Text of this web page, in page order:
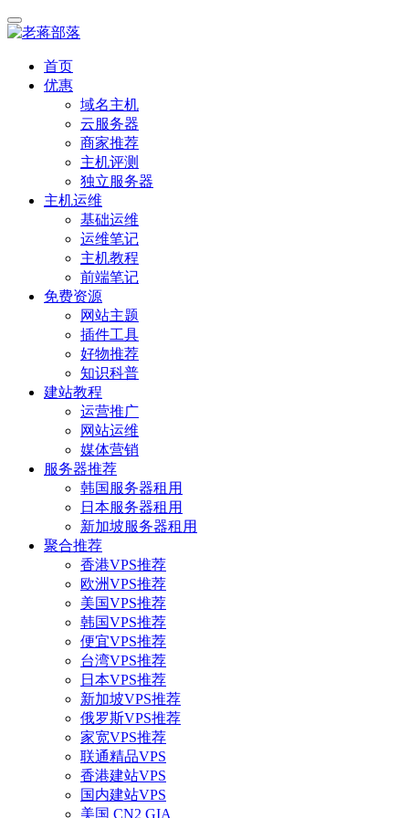
首页
优惠
域名主机
云服务器
商家推荐
主机评测
独立服务器
主机运维
基础运维
运维笔记
主机教程
前端笔记
免费资源
网站主题
插件工具
好物推荐
知识科普
建站教程
运营推广
网站运维
媒体营销
服务器推荐
韩国服务器租用
日本服务器租用
新加坡服务器租用
聚合推荐
香港VPS推荐
欧洲VPS推荐
美国VPS推荐
韩国VPS推荐
便宜VPS推荐
台湾VPS推荐
日本VPS推荐
新加坡VPS推荐
俄罗斯VPS推荐
家宽VPS推荐
联通精品VPS
香港建站VPS
国内建站VPS
美国 CN2 GIA